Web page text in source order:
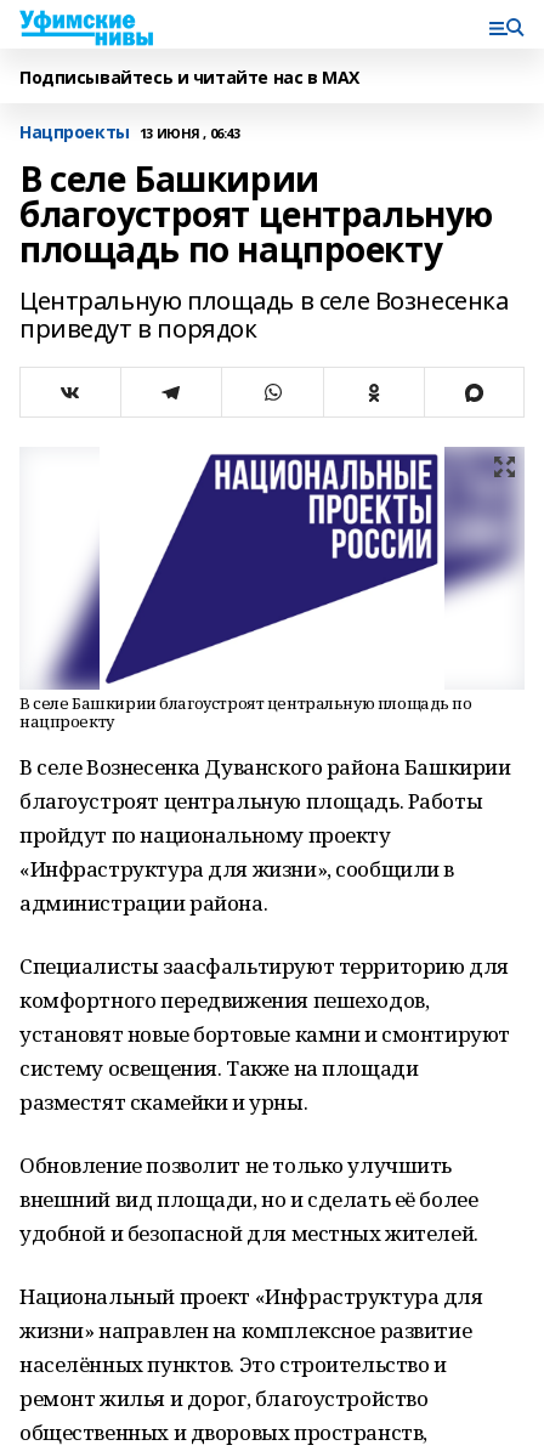
Подписывайтесь и читайте нас в MAX
Нацпроекты 13 ИЮНЯ , 06:43
В селе Башкирии
благоустроят центральную
площадь по нацпроекту
Центральную площадь в селе Вознесенка
приведут в порядок
В селе Башкирии благоустроят центральную площадь по
нацпроекту
В селе Вознесенка Дуванского района Башкирии
благоустроят центральную площадь. Работы
пройдут по национальному проекту
«Инфраструктура для жизни», сообщили в
администрации района.
Специалисты заасфальтируют территорию для
комфортного передвижения пешеходов,
установят новые бортовые камни и смонтируют
систему освещения. Также на площади
разместят скамейки и урны.
Обновление позволит не только улучшить
внешний вид площади, но и сделать её более
удобной и безопасной для местных жителей.
Национальный проект «Инфраструктура для
жизни» направлен на комплексное развитие
населённых пунктов. Это строительство и
ремонт жилья и дорог, благоустройство
общественных и дворовых пространств,